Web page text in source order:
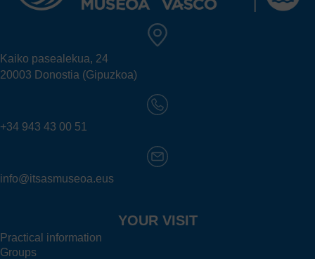
Kaiko pasealekua, 24
20003 Donostia (Gipuzkoa)
+34 943 43 00 51
info@itsasmuseoa.eus
YOUR VISIT
Practical information
Groups